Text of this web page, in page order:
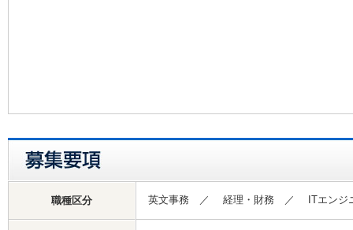
職種区分 英文事務 ／ 経理・財務 ／ ITエン